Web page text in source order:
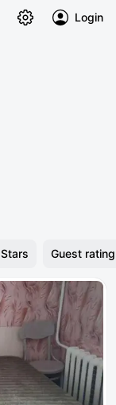
Login
Stars Guest rating